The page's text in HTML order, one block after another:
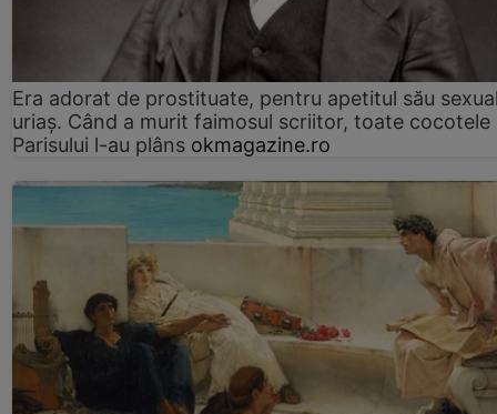
Era adorat de prostituate, pentru apetitul său
uriaș. Când a murit faimosul scriitor, toate cocotele
Parisului l-au plâns okmagazine.ro